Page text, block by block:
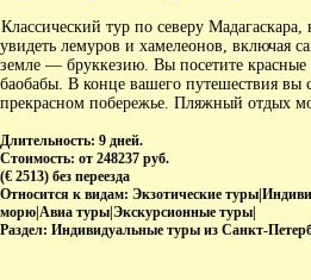
Классический тур по северу
увидеть лемуров и хамелеонов, включая
земле — бруккезию. Вы посетите
баобабы. В конце вашего путешествия вы
прекрасном побережье. Пляжный отдых
Длительность: 9 дней.
Стоимость: от 248237 руб.
(€ 2513) без переезда
Относится к видам: Экзотические
морю|Авиа туры|Экскурсионные туры|
Раздел: Индивидуальные туры из Санкт-